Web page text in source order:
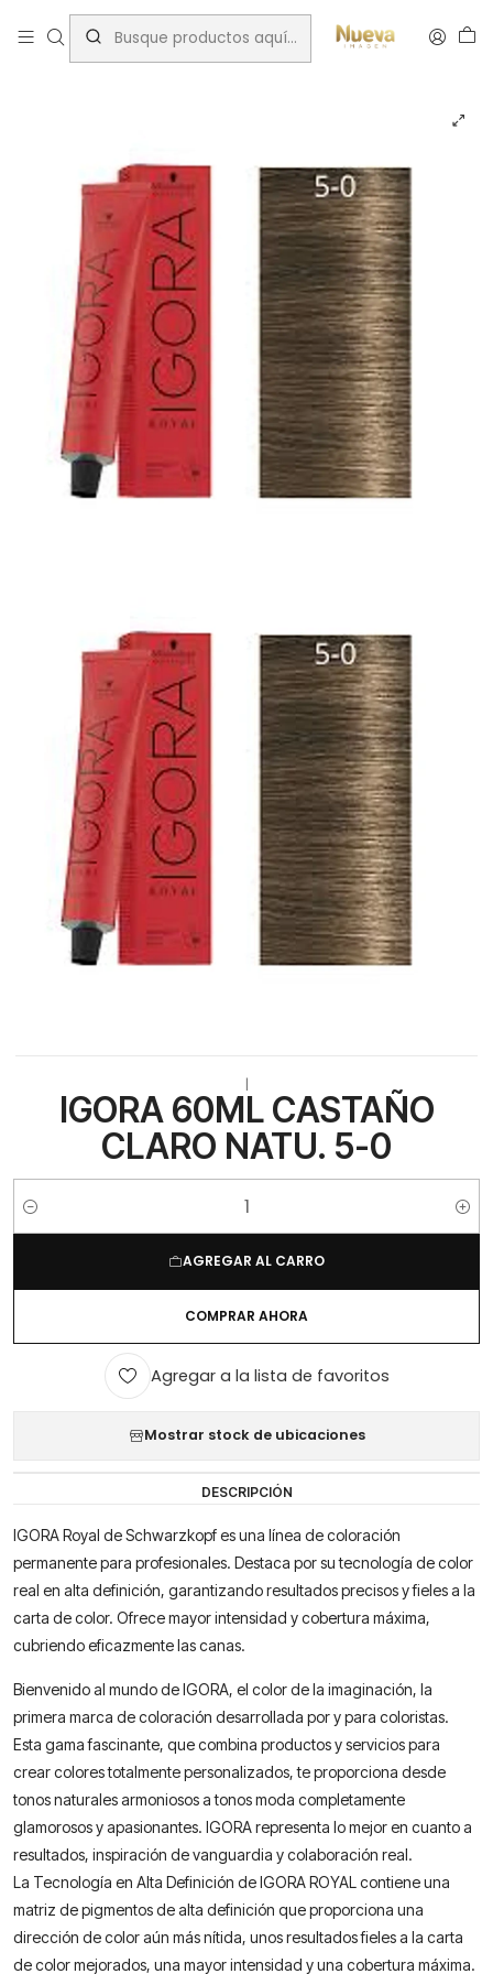
Inicio Tintes por Marca Igora Royal Natural
IGORA 60ML CASTAÑO CLARO NATU. 5-0
IGORA 60ML CASTAÑO
CLARO NATU. 5-0
Cantidad
AGREGAR AL CARRO
COMPRAR AHORA
Agregar a la lista de favoritos
Mostrar stock de ubicaciones
DESCRIPCIÓN
IGORA Royal de Schwarzkopf es una línea de coloración
permanente para profesionales. Destaca por su tecnología de color
real en alta definición, garantizando resultados precisos y fieles a la
carta de color. Ofrece mayor intensidad y cobertura máxima,
cubriendo eficazmente las canas.
Bienvenido al mundo de IGORA, el color de la imaginación, la
primera marca de coloración desarrollada por y para coloristas.
Esta gama fascinante, que combina productos y servicios para
crear colores totalmente personalizados, te proporciona desde
tonos naturales armoniosos a tonos moda completamente
glamorosos y apasionantes. IGORA representa lo mejor en cuanto a
resultados, inspiración de vanguardia y colaboración real.
La Tecnología en Alta Definición de IGORA ROYAL contiene una
matriz de pigmentos de alta definición que proporciona una
dirección de color aún más nítida, unos resultados fieles a la carta
de color mejorados, una mayor intensidad y una cobertura máxima.